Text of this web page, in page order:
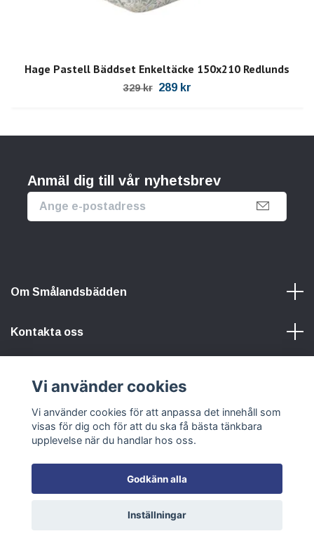
Hage Pastell Bäddset Enkeltäcke 150x210 Redlunds
329 kr 289 kr
Anmäl dig till vår nyhetsbrev
Om Smålandsbädden
Kontakta oss
Sociala medier
© 2026 Smålandsbädden
Vi använder cookies
Vi använder cookies för att anpassa det innehåll som
visas för dig och för att du ska få bästa tänkbara
upplevelse när du handlar hos oss.
Godkänn alla
Inställningar